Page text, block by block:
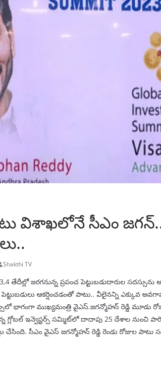
విశాఖలోనే సీఎం
Shakthi TV
జరగనున్న ప్రపంచ పెట్టుబడుదారుల సదస్సును
ఆకర్షించడంతో పాటు.. వీలైనన్ని ఎక్కువ
భాగంగా ముఖ్యమంత్రి వైఎస్‌.జగన్మోహన్‌ రెడ్డి మూడు
గ్లోబల్‌ ఇన్వెస్టర్స్‌ సమ్మిట్‌లో దాదాపు 25 దేశాల నుంచి
చేసింది. సీఎం వైఎస్‌ జగన్మోహన్ రెడ్డి రెండు రోజుల పాటు